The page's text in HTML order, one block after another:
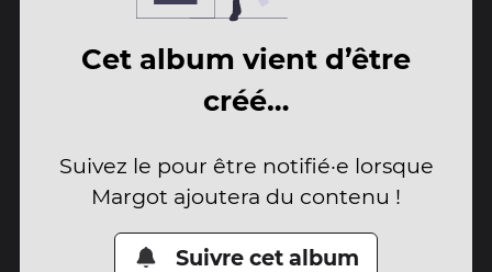
Cet album vient d’être
créé…
Suivez le pour être notifié·e lorsque
Margot ajoutera du contenu !
Suivre cet album